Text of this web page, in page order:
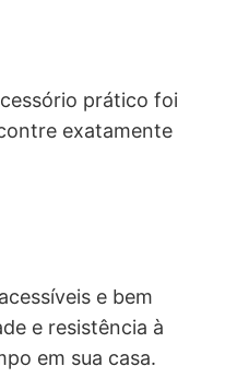
prático foi
exatamente
e bem
e resistência à
em sua casa.